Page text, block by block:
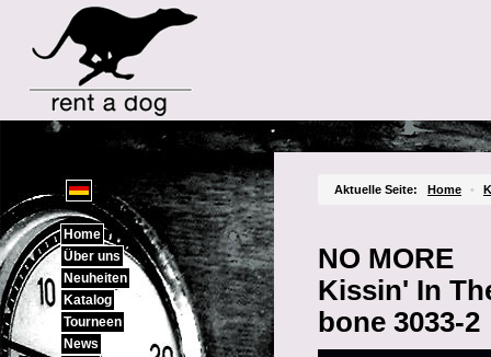
Home
Über uns
Neuheiten
Katalog
Tourneen
News
Aktuelle Seite: Home •
NO MORE
Kissin' In
bone 3033-2